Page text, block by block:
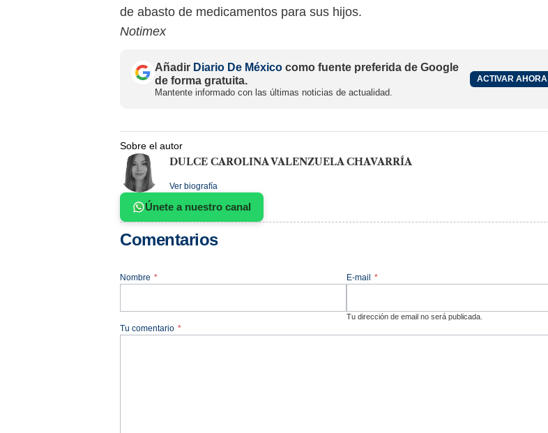
de abasto de medicamentos para sus hijos.
Notimex
Añadir Diario De México como fuente preferida de Google
de forma gratuita.
Mantente informado con las últimas noticias de actualidad.
ACTIVAR AHORA
Sobre el autor
DULCE CAROLINA VALENZUELA CHAVARRÍA
Ver biografía
Únete a nuestro canal
Comentarios
Nombre * E-mail *
Tu dirección de email no será publicada.
Tu comentario *